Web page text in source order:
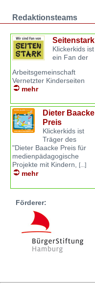
Redaktionsteams
Seitenstark
Klickerkids ist
ein Fan der
Arbeitsgemeinschaft
Vernetzter Kinderseiten
mehr
Dieter Baacke
Preis
Klickerkids ist
Träger des
"Dieter Baacke Preis für
medienpädagogische
Projekte mit Kindern, [...]
mehr
Förderer: